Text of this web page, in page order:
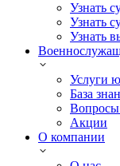
Узнать
Узнать
Узнать
Услуги
База
Акции
О компании